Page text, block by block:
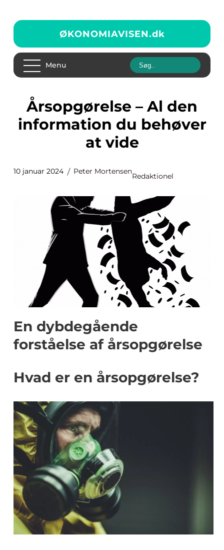
ØKONOMIAVISEN.dk
Menu
Årsopgørelse – Al den
information du behøver
at vide
10 januar 2024 Peter Mortensen
Redaktionel
En dybdegående
forståelse af årsopgørelse
Hvad er en årsopgørelse?